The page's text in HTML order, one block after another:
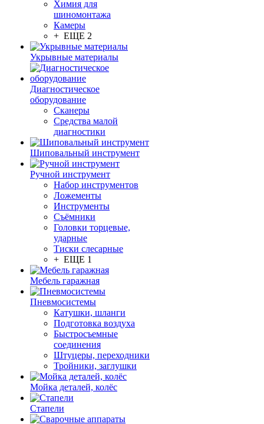
Химия для
шиномонтажа
Камеры
+ ЕЩЕ 2
Укрывные материалы
Диагностическое
оборудование
Сканеры
Средства малой
диагностики
Шиповальный инструмент
Ручной инструмент
Набор инструментов
Ложементы
Инструменты
Съёмники
Головки торцевые,
ударные
Тиски слесарные
+ ЕЩЕ 1
Мебель гаражная
Пневмосистемы
Катушки, шланги
Подготовка воздуха
Быстросъемные
соединения
Штуцеры, переходники
Тройники, заглушки
Мойка деталей, колёс
Стапели